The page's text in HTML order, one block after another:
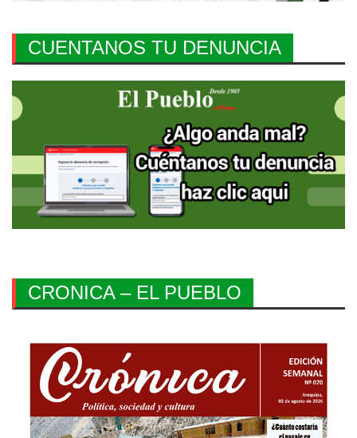
CUENTANOS TU DENUNCIA
CRONICA – EL PUEBLO